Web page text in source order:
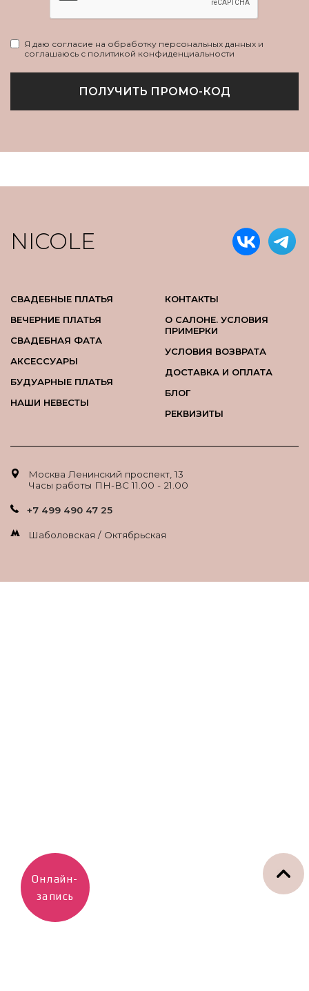
Я даю согласие на обработку персональных данных и
соглашаюсь с политикой конфиденциальности
ПОЛУЧИТЬ ПРОМО-КОД
NICOLE
СВАДЕБНЫЕ ПЛАТЬЯ
ВЕЧЕРНИЕ ПЛАТЬЯ
СВАДЕБНАЯ ФАТА
АКСЕССУАРЫ
БУДУАРНЫЕ ПЛАТЬЯ
НАШИ НЕВЕСТЫ
КОНТАКТЫ
О САЛОНЕ. УСЛОВИЯ
ПРИМЕРКИ
УСЛОВИЯ ВОЗВРАТА
ДОСТАВКА И ОПЛАТА
БЛОГ
РЕКВИЗИТЫ
Москва Ленинский проспект, 13
Часы работы ПН-ВС 11.00 - 21.00
+7 499 490 47 25
Шаболовская / Октябрьская
Онлайн-
запись